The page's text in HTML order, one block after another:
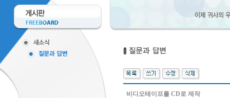
비디오테이프를 CD로 제작